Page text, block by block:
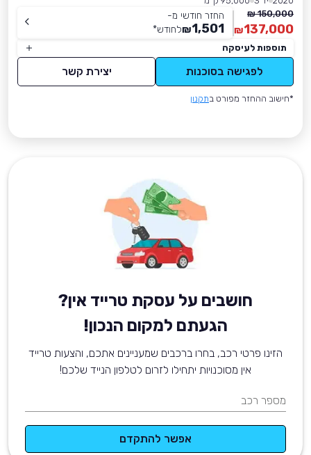
150,000 ₪
137,000
₪
החזר חודשי מ-
1,501
₪לחודש*
תוספות לעיסקה
לפגישה בסוכנות יצירת קשר
*חישוב ההחזר מפורט בתקנון
חושבים על עסקת טרייד אין?
הגעתם למקום הנכון!
הזינו פרטי רכב, בחרו ברכבים שמעניינים אתכם, והצעות טרייד
אין מסוכנויות יתחילו לזרום לטלפון הנייד שלכם!
מספר רכב
אפשר להתקדם